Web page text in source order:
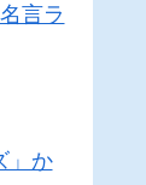
言ラ
」か